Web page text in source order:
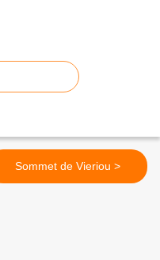
Sommet de Vieriou >